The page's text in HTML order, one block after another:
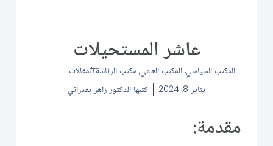
عاشر المستحيلات
المكتب السياسي, المكتب العلمي, مكتب الرئاسة مقالات
يناير 8, 2024
كتبها الدكتور زاهر بعدراني
مقدمة: